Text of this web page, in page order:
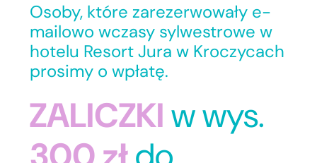
Osoby, które zarezerwowały e-
mailowo wczasy sylwestrowe w
hotelu Resort Jura w Kroczycach
prosimy o wpłatę.
ZALICZKIw wys.